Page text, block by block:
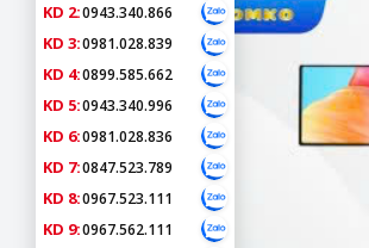
KD 2:0943.340.866
KD 3:0981.028.839
KD 4:0899.585.662
KD 5:0943.340.996
KD 6:0981.028.836
KD 7:0847.523.789
KD 8:0967.523.111
KD 9:0967.562.111